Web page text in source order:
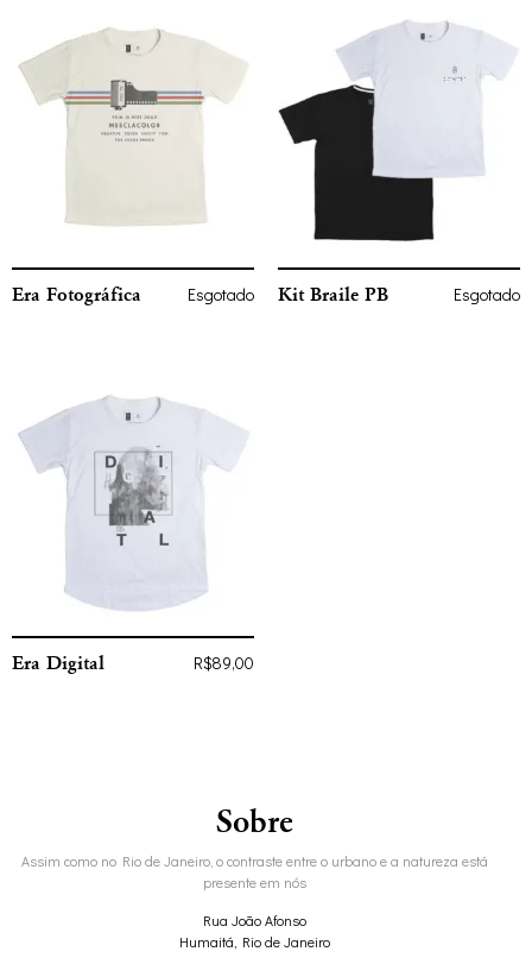
Sobre
Assim como no Rio de Janeiro, o contraste entre o urbano e a natureza está
presente em nós
Rua João Afonso
Humaitá, Rio de Janeiro
Era Fotográfica Esgotado Kit Braile PB Esgotado
Era Digital R$89,00